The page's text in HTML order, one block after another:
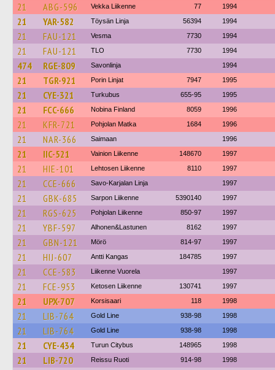
21 ABG-596 Vekka Liikenne 77 1994
21 YAR-582 Töysän Linja 56394 1994
21 FAU-121 Vesma 7730 1994
21 FAU-121 TLO 7730 1994
474 RGE-809 Savonlinja 1994
21 TGR-921 Porin Linjat 7947 1995
21 CYE-321 Turkubus 655-95 1995
21 FCC-666 Nobina Finland 8059 1996
21 KFR-721 Pohjolan Matka 1684 1996
21 NAR-366 Saimaan 1996
21 IIC-521 Vainion Liikenne 148670 1997
21 HIE-101 Lehtosen Liikenne 8110 1997
21 CCE-666 Savo-Karjalan Linja 1997
21 GBK-685 Sarpon Liikenne 5390140 1997
21 RGS-625 Pohjolan Liikenne 850-97 1997
21 YBF-597 Alhonen&Lastunen 8162 1997
21 GBN-121 Mörö 814-97 1997
21 HIJ-607 Antti Kangas 184785 1997
21 CCE-583 Liikenne Vuorela 1997
21 FCE-953 Ketosen Liikenne 130741 1997
21 UPX-707 Korsisaari 118 1998
21 LIB-764 Gold Line 938-98 1998
21 LIB-764 Gold Line 938-98 1998
21 CYE-434 Turun Citybus 148965 1998
21 LIB-720 Reissu Ruoti 914-98 1998